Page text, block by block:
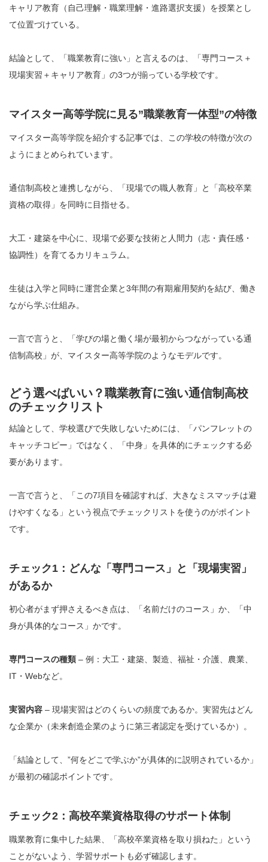
キャリア教育（自己理解・職業理解・進路選択支援）を授業とし
て位置づけている。
結論として、「職業教育に強い」と言えるのは、「専門コース＋
現場実習＋キャリア教育」の3つが揃っている学校です。
マイスター高等学院に見る”職業教育一体型”の特徴
マイスター高等学院を紹介する記事では、この学校の特徴が次の
ようにまとめられています。
通信制高校と連携しながら、「現場での職人教育」と「高校卒業
資格の取得」を同時に目指せる。
大工・建築を中心に、現場で必要な技術と人間力（志・責任感・
協調性）を育てるカリキュラム。
生徒は入学と同時に運営企業と3年間の有期雇用契約を結び、働き
ながら学ぶ仕組み。
一言で言うと、「学びの場と働く場が最初からつながっている通
信制高校」が、マイスター高等学院のようなモデルです。
どう選べばいい？職業教育に強い通信制高校
のチェックリスト
結論として、学校選びで失敗しないためには、「パンフレットの
キャッチコピー」ではなく、「中身」を具体的にチェックする必
要があります。
一言で言うと、「この7項目を確認すれば、大きなミスマッチは避
けやすくなる」という視点でチェックリストを使うのがポイント
です。
チェック1：どんな「専門コース」と「現場実習」
があるか
初心者がまず押さえるべき点は、「名前だけのコース」か、「中
身が具体的なコース」かです。
専門コースの種類 – 例：大工・建築、製造、福祉・介護、農業、
IT・Webなど。
実習内容 – 現場実習はどのくらいの頻度であるか。実習先はどん
な企業か（未来創造企業のように第三者認定を受けているか）。
「結論として、”何をどこで学ぶか”が具体的に説明されているか」
が最初の確認ポイントです。
チェック2：高校卒業資格取得のサポート体制
職業教育に集中した結果、「高校卒業資格を取り損ねた」という
ことがないよう、学習サポートも必ず確認します。